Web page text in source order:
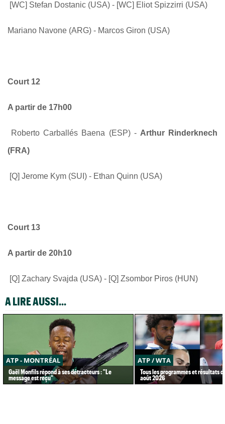
[WC] Stefan Dostanic (USA) - [WC] Eliot Spizzirri (USA)
Mariano Navone (ARG) - Marcos Giron (USA)
Court 12
A partir de 17h00
Roberto Carballés Baena (ESP) - Arthur Rinderknech
(FRA)
[Q] Jerome Kym (SUI) - Ethan Quinn (USA)
Court 13
A partir de 20h10
[Q] Zachary Svajda (USA) - [Q] Zsombor Piros (HUN)
A LIRE AUSSI...
ATP - MONTRÉAL
Gaël Monfils répond à ses détracteurs : "Le
message est reçu"
ATP / WTA
Tous les programmes et résultats
août 2026